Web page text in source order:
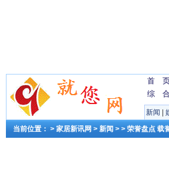
首
综
新闻
当前位置： > 家居新讯网 > 新闻 > > 荣誉盘点 载